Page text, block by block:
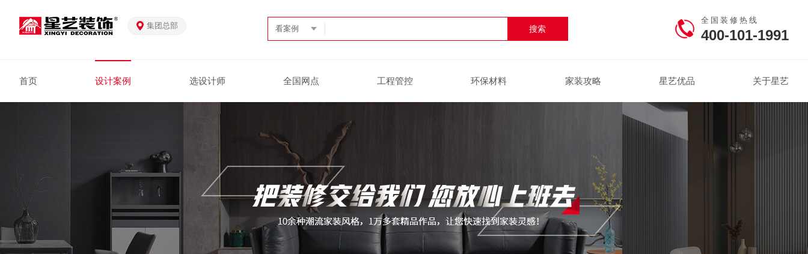
集团总部 看案例
全国装修热线
400-101-1991
首页 设计案例 选设计师 全国网点 工程管控 环保材料 家装攻略 星艺优品 关于星艺